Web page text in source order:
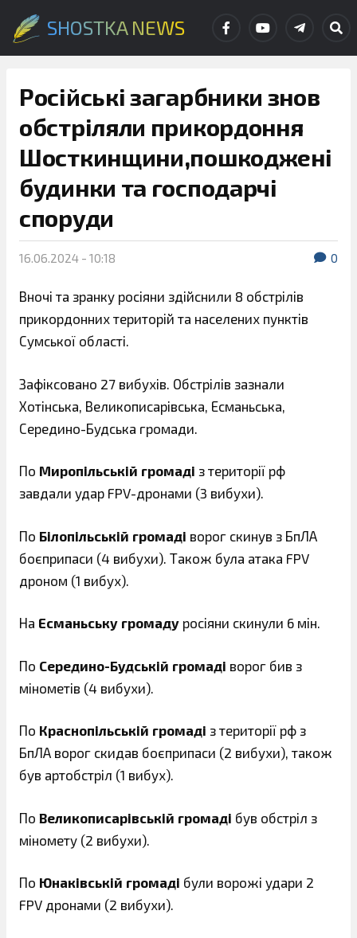
SHOSTKA NEWS
Російські загарбники знов
обстріляли прикордоння
Шосткинщини,пошкоджені
будинки та господарчі
споруди
16.06.2024 - 10:18 0
Вночі та зранку росіяни здійснили 8 обстрілів
прикордонних територій та населених пунктів
Сумської області.
Зафіксовано 27 вибухів. Обстрілів зазнали
Хотінська, Великописарівська, Есманьська,
Середино-Будська громади.
По Миропільській громаді з території рф
завдали удар FPV-дронами (3 вибухи).
По Білопільській громаді ворог скинув з БпЛА
боєприпаси (4 вибухи). Також була атака FPV
дроном (1 вибух).
На Есманьську громаду росіяни скинули 6 мін.
По Середино-Будській громаді ворог бив з
мінометів (4 вибухи).
По Краснопільській громаді з території рф з
БпЛА ворог скидав боєприпаси (2 вибухи), також
був артобстріл (1 вибух).
По Великописарівській громаді був обстріл з
міномету (2 вибухи).
По Юнаківській громаді були ворожі удари 2
FPV дронами (2 вибухи).